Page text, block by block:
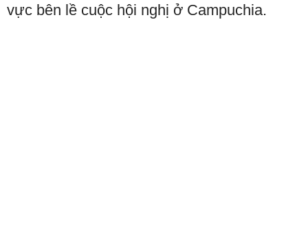
vực bên lề cuộc hội nghị ở Campuchia.